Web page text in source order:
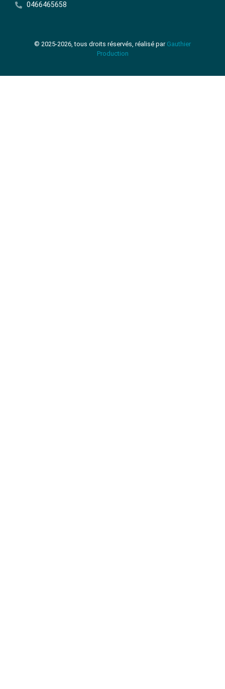
0466465658
© 2025-2026, tous droits réservés, réalisé par Gauthier
Production